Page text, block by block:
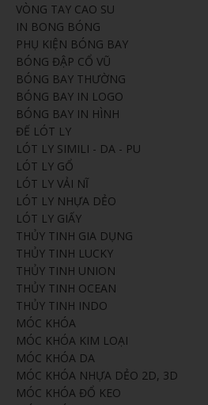
VÒNG TAY CAO SU
IN BONG BÓNG
PHỤ KIỆN BÓNG BAY
BÓNG ĐẬP CỔ VŨ
BÓNG BAY THƯỜNG
BÓNG BAY IN LOGO
BÓNG BAY IN HÌNH
ĐẾ LÓT LY
LÓT LY SIMILI - DA - PU
LÓT LY GỔ
LÓT LY VẢI NĨ
LÓT LY NHỰA DẺO
LÓT LY GIẤY
THỦY TINH GIA DỤNG
THỦY TINH LUCKY
THỦY TINH UNION
THỦY TINH OCEAN
THỦY TINH INDO
MÓC KHÓA
MÓC KHÓA KIM LOẠI
MÓC KHÓA DA
MÓC KHÓA NHỰA DẺO 2D, 3D
MÓC KHÓA ĐỔ KEO